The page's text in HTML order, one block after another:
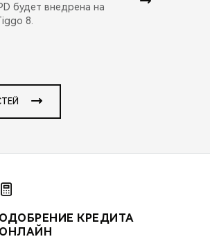
будет внедрена на
8.
ОДОБРЕНИЕ КРЕДИТА
ОНЛАЙН